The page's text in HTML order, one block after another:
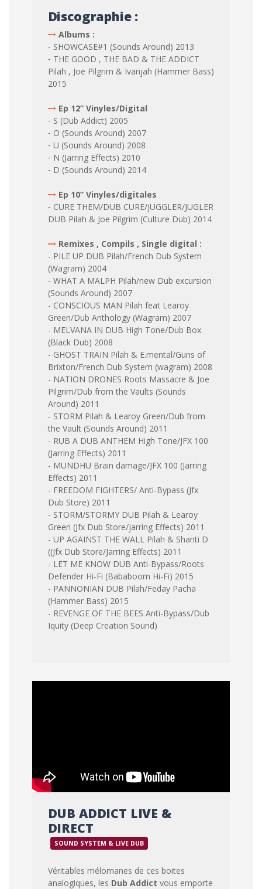
Discographie :
Albums :
⁃ SHOWCASE#1 (Sounds Around) 2013
⁃ THE GOOD , THE BAD & THE ADDICT
Pilah , Joe Pilgrim & Ivanjah (Hammer Bass)
2015
Ep 12’’ Vinyles/Digital
⁃ S (Dub Addict) 2005
⁃ O (Sounds Around) 2007
⁃ U (Sounds Around) 2008
⁃ N (Jarring Effects) 2010
⁃ D (Sounds Around) 2014
Ep 10’’ Vinyles/digitales
⁃ CURE THEM/DUB CURE/jUGGLER/JUGLER
DUB Pilah & Joe Pilgrim (Culture Dub) 2014
Remixes , Compils , Single digital :
- PILE UP DUB Pilah/French Dub System
(Wagram) 2004
- WHAT A MALPH Pilah/new Dub excursion
(Sounds Around) 2007
- CONSCIOUS MAN Pilah feat Learoy
Green/Dub Anthology (Wagram) 2007
- MELVANA IN DUB High Tone/Dub Box
(Black Dub) 2008
- GHOST TRAIN Pilah & E.mental/Guns of
Brixton/French Dub System (wagram) 2008
- NATION DRONES Roots Massacre & Joe
Pilgrim/Dub from the Vaults (Sounds
Around) 2011
- STORM Pilah & Learoy Green/Dub from
the Vault (Sounds Around) 2011
- RUB A DUB ANTHEM High Tone/JFX 100
(Jarring Effects) 2011
- MUNDHU Brain damage/JFX 100 (Jarring
Effects) 2011
- FREEDOM FIGHTERS/ Anti-Bypass (Jfx
Dub Store) 2011
- STORM/STORMY DUB Pilah & Learoy
Green (Jfx Dub Store/jarring Effects) 2011
- UP AGAINST THE WALL Pilah & Shanti D
((Jfx Dub Store/Jarring Effects) 2011
- LET ME KNOW DUB Anti-Bypass/Roots
Defender Hi-Fi (Bababoom Hi-Fi) 2015
- PANNONIAN DUB Pilah/Feday Pacha
(Hammer Bass) 2015
- REVENGE OF THE BEES Anti-Bypass/Dub
Iquity (Deep Creation Sound)
DUB ADDICT LIVE &
DIRECT
SOUND SYSTEM & LIVE DUB
Véritables mélomanes de ces boites
analogiques, les Dub Addict vous emporte